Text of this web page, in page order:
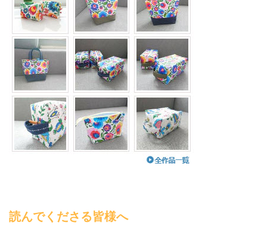
読んでくださる皆様へ